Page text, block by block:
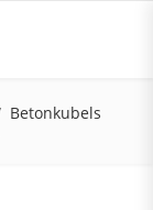
Betonkubels